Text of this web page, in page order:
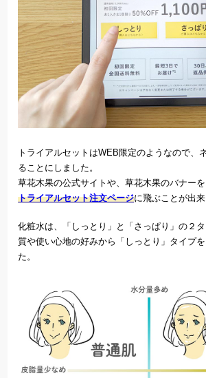
トライアルセットはWEB限定のようなので、
ることにしました。
草花木果の公式サイトや、草花木果のバナーを
トライアルセット注文ページに飛ぶことが出来
化粧水は、「しっとり」と「さっぱり」の２
質や使い心地の好みから「しっとり」タイプ
た。